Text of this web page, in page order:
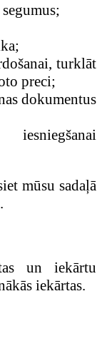
turklāt
preci;
dokumentus
iesniegšanai
mūsu sadaļā
un iekārtu
iekārtas.